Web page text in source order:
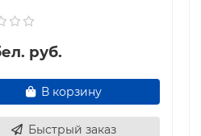
руб.
В корзину
Быстрый заказ